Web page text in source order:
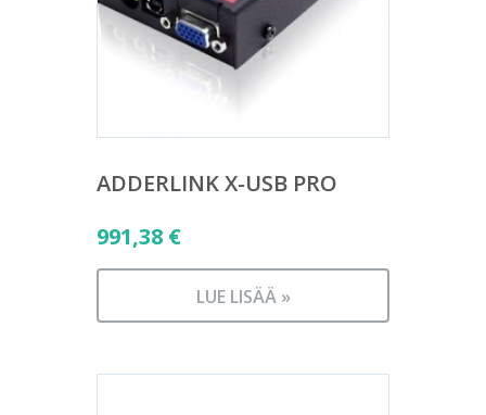
ADDERLINK X-USB PRO
991,38 €
LUE LISÄÄ »